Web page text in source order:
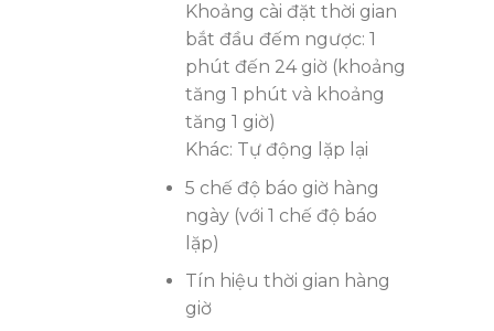
Khoảng cài đặt thời gian
bắt đầu đếm ngược: 1
phút đến 24 giờ (khoảng
tăng 1 phút và khoảng
tăng 1 giờ)
Khác: Tự động lặp lại
5 chế độ báo giờ hàng
ngày (với 1 chế độ báo
lặp)
Tín hiệu thời gian hàng
giờ